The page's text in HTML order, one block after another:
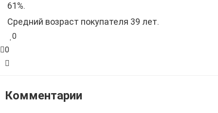
61%.
Средний возраст покупателя 39 лет.
0
0
Комментарии